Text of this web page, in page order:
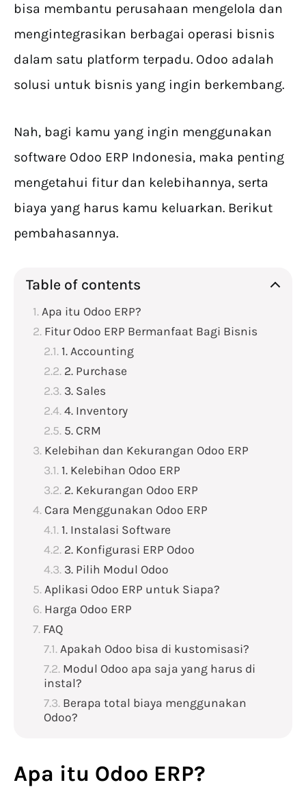
bisa membantu perusahaan mengelola dan
mengintegrasikan berbagai operasi bisnis
dalam satu platform terpadu. Odoo adalah
solusi untuk bisnis yang ingin berkembang.
Nah, bagi kamu yang ingin menggunakan
software Odoo ERP Indonesia, maka penting
mengetahui fitur dan kelebihannya, serta
biaya yang harus kamu keluarkan. Berikut
pembahasannya.
Table of contents
Apa itu Odoo ERP?
Fitur Odoo ERP Bermanfaat Bagi Bisnis
1. Accounting
2. Purchase
3. Sales
4. Inventory
5. CRM
Kelebihan dan Kekurangan Odoo ERP
1. Kelebihan Odoo ERP
2. Kekurangan Odoo ERP
Cara Menggunakan Odoo ERP
1. Instalasi Software
2. Konfigurasi ERP Odoo
3. Pilih Modul Odoo
Aplikasi Odoo ERP untuk Siapa?
Harga Odoo ERP
FAQ
Apakah Odoo bisa di kustomisasi?
Modul Odoo apa saja yang harus di
instal?
Berapa total biaya menggunakan
Odoo?
Apa itu Odoo ERP?